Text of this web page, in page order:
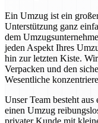
Ein Umzug ist ein
Unterstützung ganz
dem
jeden Aspekt Ihres
hin zur letzten Kiste.
Verpacken und den
Wesentliche
Unser Team besteht
einen Umzug